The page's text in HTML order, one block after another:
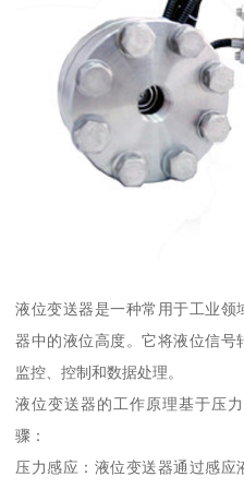
液位变送器是一种常用于工业领
器中的液位高度。它将液位信
监控、控制和数据处理。
液位变送器的工作原理基于压
骤：
压力感应：液位变送器通过感